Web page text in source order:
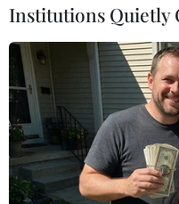
Institutions Quietly